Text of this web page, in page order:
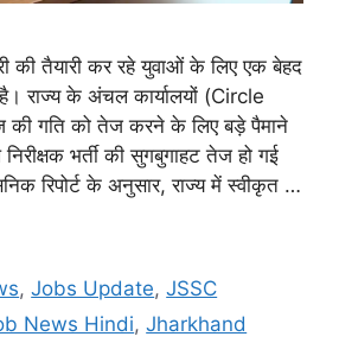
की तैयारी कर रहे युवाओं के लिए एक बेहद
राज्य के अंचल कार्यालयों (Circle
गति को तेज करने के लिए बड़े पैमाने
भर्ती की सुगबुगाहट तेज हो गई
रिपोर्ट के अनुसार, राज्य में स्वीकृत …
,Jobs Update,JSSC
News Hindi,Jharkhand